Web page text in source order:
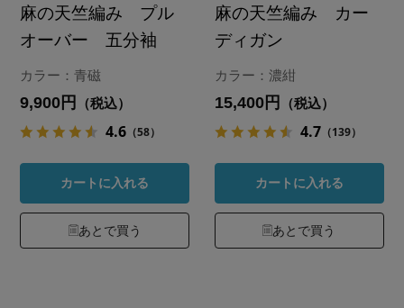
麻の天竺編み プル
オーバー 五分袖
カラー：青磁
9,900円 （税込）
4.6 （58）
カートに入れる
あとで買う
麻の天竺編み カー
ディガン
カラー：濃紺
15,400円 （税込）
4.7 （139）
カートに入れる
あとで買う